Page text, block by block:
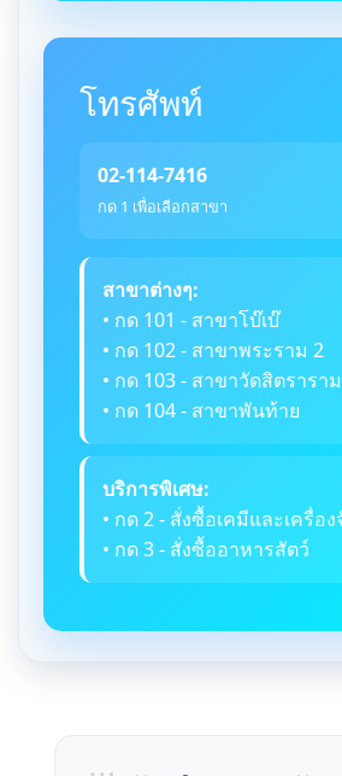
โทรศัพท์
02-114-7416
กด 1 เพื่อเลือกสาขา
สาขาต่างๆ:
• กด 101 - สาขาโบ๊เบ๊
• กด 102 - สาขาพระราม 2
• กด 103 - สาขาวัดสิตราราม
• กด 104 - สาขาพันท้าย
บริการพิเศษ:
• กด 2 - สั่งซื้อเคมีและเครื่อง
• กด 3 - สั่งซื้ออาหารสัตว์